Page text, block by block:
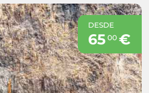
DESDE
65 00€